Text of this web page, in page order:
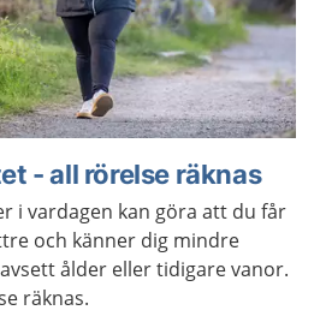
- all rörelse räknas
i vardagen kan göra att du får
och känner dig mindre
ålder eller tidigare vanor.
räknas.